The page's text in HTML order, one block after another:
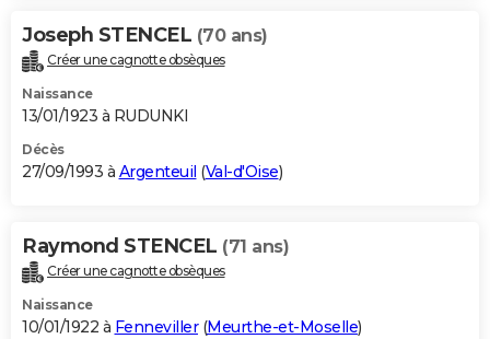
Joseph STENCEL (70 ans)
Créer une cagnotte obsèques
Naissance
13/01/1923 à RUDUNKI
Décès
27/09/1993 à Argenteuil (Val-d'Oise)
Raymond STENCEL (71 ans)
Créer une cagnotte obsèques
Naissance
10/01/1922 à Fenneviller(Meurthe-et-Moselle)